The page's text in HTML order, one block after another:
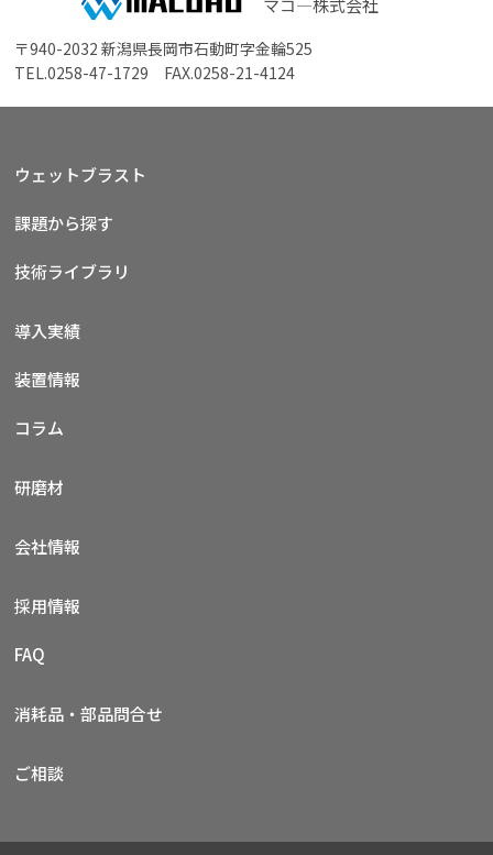
アフターサービス、サポート対応
お客様からのお間い合わせ、ご相談への対応
マコ―株式会社
〒940-2032 新潟県長岡市石動町字金輪525
TEL.0258-47-1729 FAX.0258-21-4124
ウェットブラスト
課題から探す
技術ライブラリ
導入実績
装置情報
コラム
研磨材
会社情報
採用情報
FAQ
消耗品・部品問合せ
ご相談